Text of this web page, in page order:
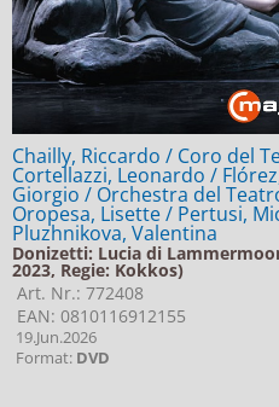
Chailly, Riccardo / Coro del
Cortellazzi, Leonardo /
Giorgio / Orchestra del
Oropesa, Lisette / Pertusi,
Pluzhnikova, Valentina
Donizetti: Lucia di
2023, Regie: Kokkos)
Art. Nr.: 772408
EAN: 0810116912155
19.Jun.2026
Format: DVD